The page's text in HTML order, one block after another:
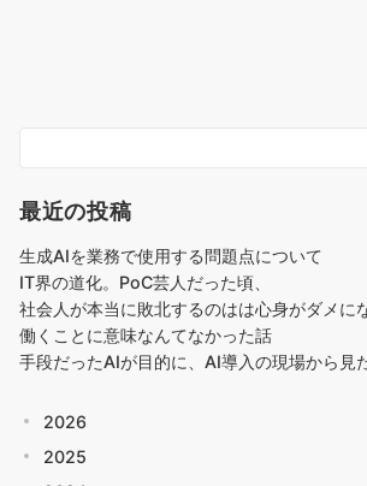
最近の投稿
生成AIを業務で使用する問題点について
IT界の道化。PoC芸人だった頃、
社会人が本当に敗北するのはは心身がダメに
働くことに意味なんてなかった話
手段だったAIが目的に、AI導入の現場から見
2026
2025